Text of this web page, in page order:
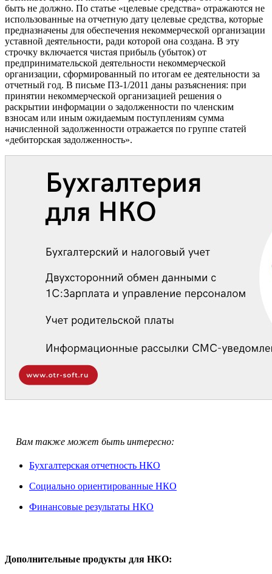
быть не должно. По статье «целевые средства» отражаются не
использованные на отчетную дату целевые средства, которые
предназначены для обеспечения некоммерческой организации
уставной деятельности, ради которой она создана. В эту
строчку включается чистая прибыль (убыток) от
предпринимательской деятельности некоммерческой
организации, сформированный по итогам ее деятельности за
отчетный год. В письме ПЗ-1/2011 даны разъяснения: при
принятии некоммерческой организацией решения о
раскрытии информации о задолженности по членским
взносам или иным ожидаемым поступлениям сумма
начисленной задолженности отражается по группе статей
«дебиторская задолженность».
Вам также может быть интересно:
Бухгалтерская отчетность НКО
Социально ориентированные НКО
Финансовые результаты НКО
Дополнительные продукты для НКО: